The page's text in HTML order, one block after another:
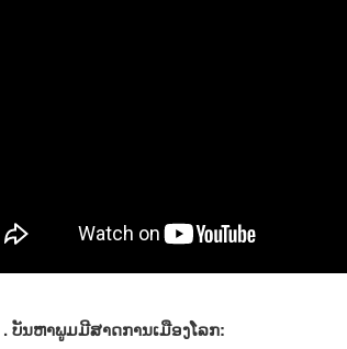
ບັນຫາພູມມີສາດການເມືອງໂລກ: